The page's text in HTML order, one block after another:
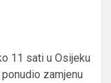
11 sati u Osijeku
zamjenu